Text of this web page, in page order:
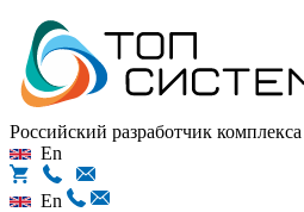
Российский разработчик
En
En